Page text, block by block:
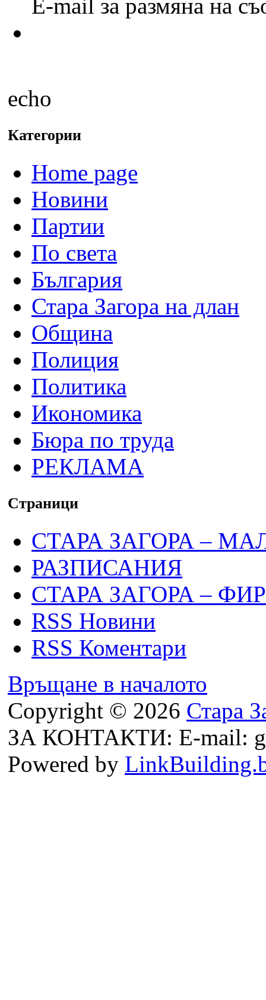
E-mail за размяна на
echo
Категории
Home page
Новини
Партии
По света
България
Стара Загора на длан
Община
Полиция
Политика
Икономика
Бюра по труда
РЕКЛАМА
Страници
СТАРА ЗАГОРА –
РАЗПИСАНИЯ
СТАРА ЗАГОРА –
RSS Новини
RSS Коментари
Връщане в началото
Copyright © 2026 Стара
ЗА КОНТАКТИ: E-mail:
Powered by